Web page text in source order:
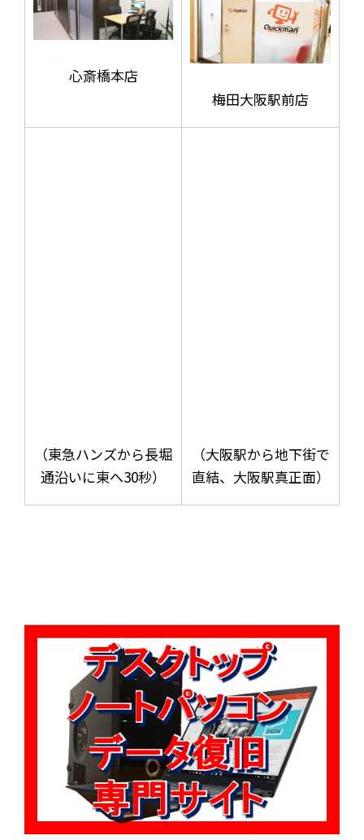
心斎橋本店
梅田大阪駅前店
（東急ハンズから長堀
通沿いに東へ30秒）
（大阪駅から地下街で
直結、大阪駅真正面）